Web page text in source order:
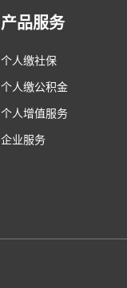
产品服务
个人缴社保
个人缴公积金
个人增值服务
企业服务